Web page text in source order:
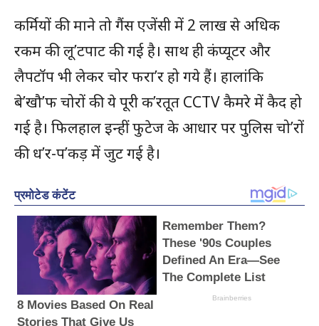
कर्मियों की माने तो गैंस एजेंसी में 2 लाख से अधिक
रकम की लू’टपाट की गई है। साथ ही कंप्यूटर और
लैपटॉप भी लेकर चोर फरा’र हो गये हैं। हालांकि
बे’खौ’फ चोरों की ये पूरी क’रतूत CCTV कैमरे में कैद हो
गई है। फिलहाल इन्हीं फुटेज के आधार पर पुलिस चो’रों
की ध’र-प’कड़ में जुट गई है।